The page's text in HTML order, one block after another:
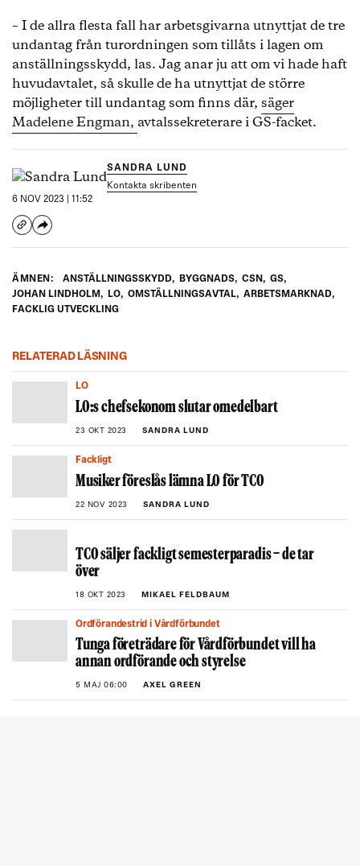
– I de allra flesta fall har arbetsgivarna utnyttjat de tre
undantag från turordningen som tillåts i lagen om
anställningsskydd, las. Jag anar ju att om vi hade haft
huvudavtalet, så skulle de ha utnyttjat de större
möjligheter till undantag som finns där, säger
Madelene Engman, avtalssekreterare i GS-facket.
SANDRA LUND
Kontakta skribenten
6 NOV 2023 | 11:52
ÄMNEN: ANSTÄLLNINGSSKYDD, BYGGNADS, CSN, GS,
JOHAN LINDHOLM, LO, OMSTÄLLNINGSAVTAL, ARBETSMARKNAD,
FACKLIG UTVECKLING
RELATERAD LÄSNING
LO
LO:s chefsekonom slutar omedelbart
23 OKT 2023 SANDRA LUND
Fackligt
Musiker föreslås lämna LO för TCO
22 NOV 2023 SANDRA LUND
TCO säljer fackligt semesterparadis − de tar
över
18 OKT 2023 MIKAEL FELDBAUM
Ordförandestrid i Vårdförbundet
Tunga företrädare för Vårdförbundet vill ha
annan ordförande och styrelse
5 MAJ 06:00 AXEL GREEN